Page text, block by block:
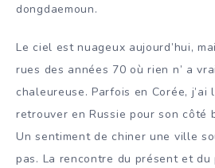
dongdaemoun.
Le ciel est nuageux aujourd’hui,
rues des années 70 où rien n’ a
chaleureuse. Parfois en Corée, j’ai
retrouver en Russie pour son côté
Un sentiment de chiner une ville
pas. La rencontre du présent et du